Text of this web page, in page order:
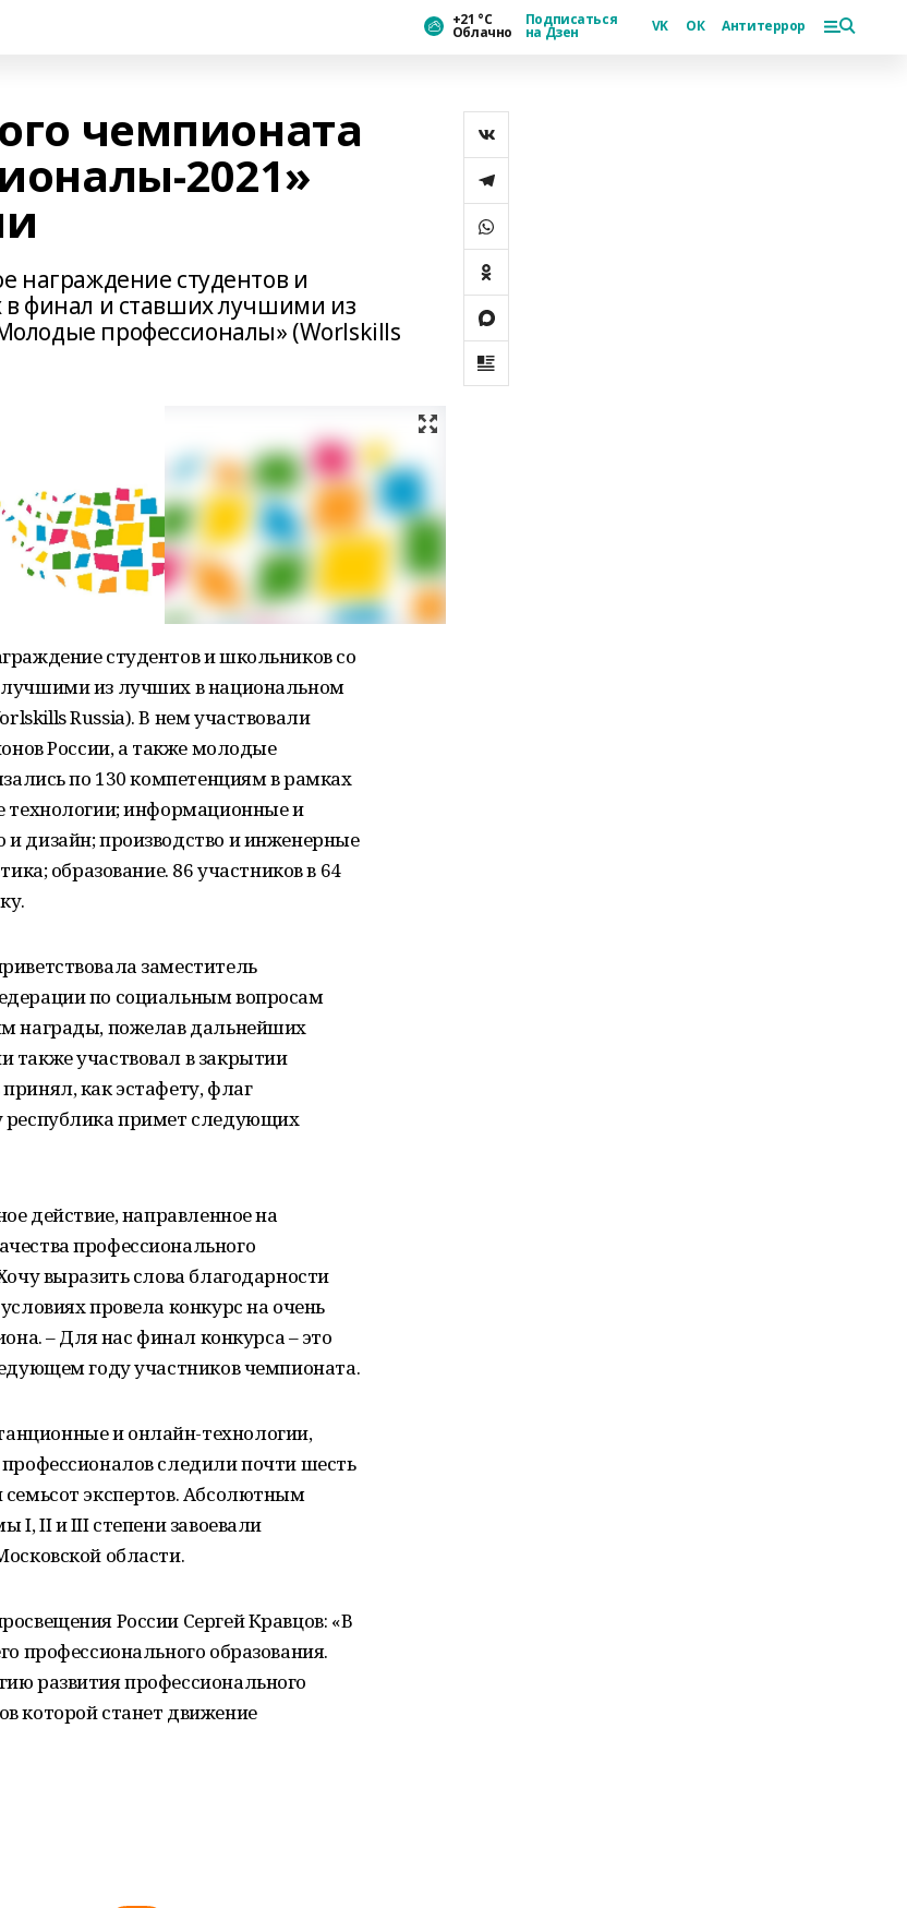
+21 °С
Облачно
Подписаться
на Дзен VK ОК Антитеррор
чемпионата
2021»
награждение студентов и
финал и ставших лучшими из
профессионалы» (Worlskills
студентов и школьников со
из лучших в национальном
Russia). В нем участвовали
России, а также молодые
по 130 компетенциям в рамках
технологии; информационные и
дизайн; производство и инженерные
образование. 86 участников в 64
заместитель
по социальным вопросам
награды, пожелав дальнейших
также участвовал в закрытии
как эстафету, флаг
республика примет следующих
действие, направленное на
профессионального
выразить слова благодарности
провела конкурс на очень
– Для нас финал конкурса – это
году участников чемпионата.
и онлайн-технологии,
следили почти шесть
экспертов. Абсолютным
II и III степени завоевали
области.
России Сергей Кравцов: «В
профессионального образования.
развития профессионального
которой станет движение